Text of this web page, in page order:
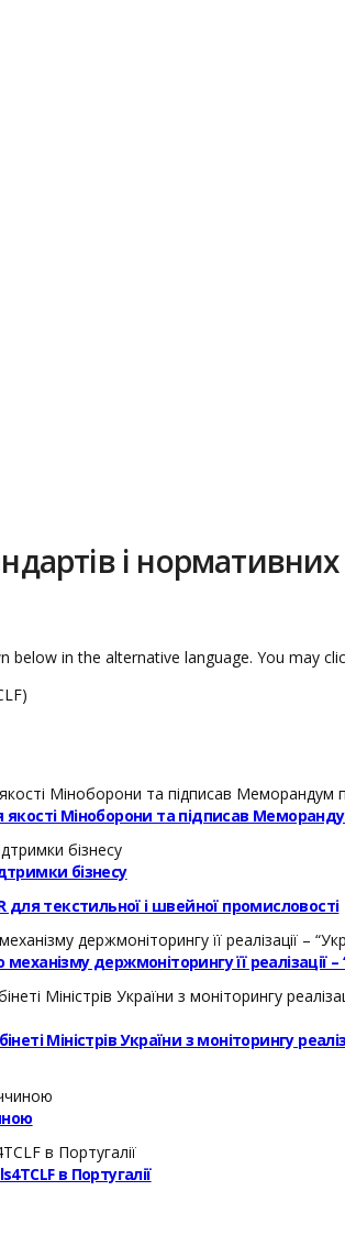
і нормативних
in the alternative language. You may
якості Міноборони та підписав
бізнесу
для текстильної і швейної промисловості
держмоніторингу її реалізації –
Міністрів України з моніторингу
в Португалії